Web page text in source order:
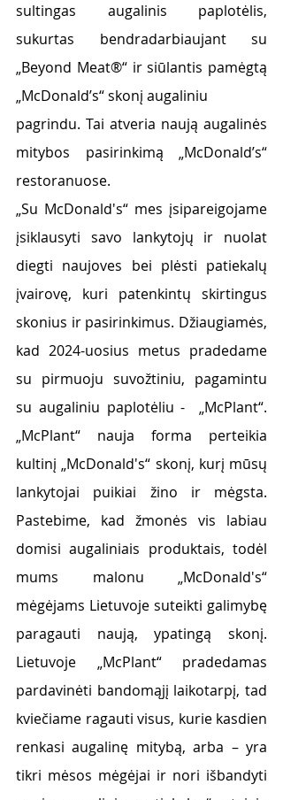
sultingas augalinis paplotėlis,
sukurtas bendradarbiaujant su
„Beyond Meat®“ ir siūlantis pamėgtą
„McDonald’s“ skonį augaliniu
pagrindu. Tai atveria naują augalinės
mitybos pasirinkimą „McDonald’s“
restoranuose.
„Su McDonald's“ mes įsipareigojame
įsiklausyti savo lankytojų ir nuolat
diegti naujoves bei plėsti patiekalų
įvairovę, kuri patenkintų skirtingus
skonius ir pasirinkimus. Džiaugiamės,
kad 2024-uosius metus pradedame
su pirmuoju suvožtiniu, pagamintu
su augaliniu paplotėliu -  „McPlant“.
„McPlant“ nauja forma perteikia
kultinį „McDonald's“ skonį, kurį mūsų
lankytojai puikiai žino ir mėgsta.
Pastebime, kad žmonės vis labiau
domisi augaliniais produktais, todėl
mums malonu „McDonald's“
mėgėjams Lietuvoje suteikti galimybę
paragauti naują, ypatingą skonį.
Lietuvoje „McPlant“ pradedamas
pardavinėti bandomąjį laikotarpį, tad
kviečiame ragauti visus, kurie kasdien
renkasi augalinę mitybą, arba – yra
tikri mėsos mėgėjai ir nori išbandyti